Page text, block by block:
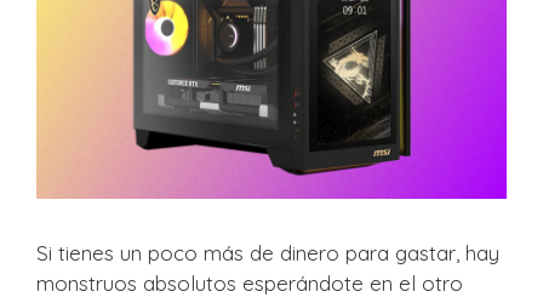
Si tienes un poco más de dinero para gastar, hay
monstruos absolutos esperándote en el otro